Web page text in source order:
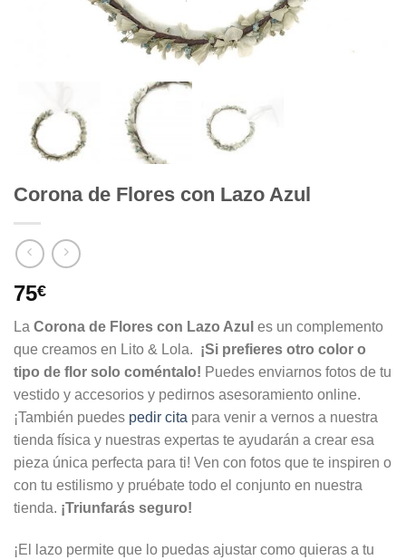
Corona de Flores con Lazo Azul
75€
La Corona de Flores con Lazo Azul es un complemento
que creamos en Lito & Lola. ¡Si prefieres otro color o
tipo de flor solo coméntalo! Puedes enviarnos fotos de tu
vestido y accesorios y pedirnos asesoramiento online.
¡También puedes pedir cita para venir a vernos a nuestra
tienda física y nuestras expertas te ayudarán a crear esa
pieza única perfecta para ti! Ven con fotos que te inspiren o
con tu estilismo y pruébate todo el conjunto en nuestra
tienda. ¡Triunfarás seguro!
¡El lazo permite que lo puedas ajustar como quieras a tu